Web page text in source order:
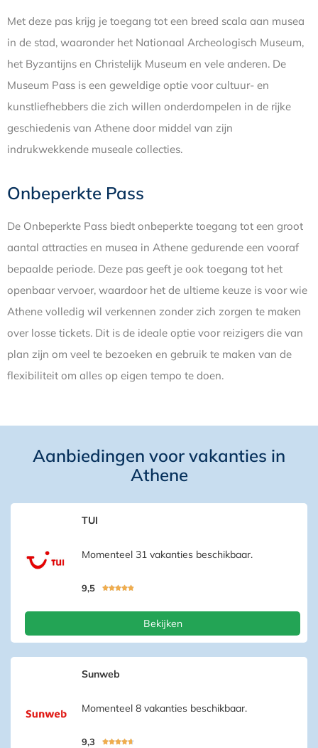
Met deze pas krijg je toegang tot een breed scala aan musea
in de stad, waaronder het Nationaal Archeologisch Museum,
het Byzantijns en Christelijk Museum en vele anderen. De
Museum Pass is een geweldige optie voor cultuur- en
kunstliefhebbers die zich willen onderdompelen in de rijke
geschiedenis van Athene door middel van zijn
indrukwekkende museale collecties.
Onbeperkte Pass
De Onbeperkte Pass biedt onbeperkte toegang tot een groot
aantal attracties en musea in Athene gedurende een vooraf
bepaalde periode. Deze pas geeft je ook toegang tot het
openbaar vervoer, waardoor het de ultieme keuze is voor wie
Athene volledig wil verkennen zonder zich zorgen te maken
over losse tickets. Dit is de ideale optie voor reizigers die van
plan zijn om veel te bezoeken en gebruik te maken van de
flexibiliteit om alles op eigen tempo te doen.
Aanbiedingen voor vakanties in
Athene
TUI
Momenteel 31 vakanties beschikbaar.
9,5 
Bekijken
Sunweb
Momenteel 8 vakanties beschikbaar.
9,3 